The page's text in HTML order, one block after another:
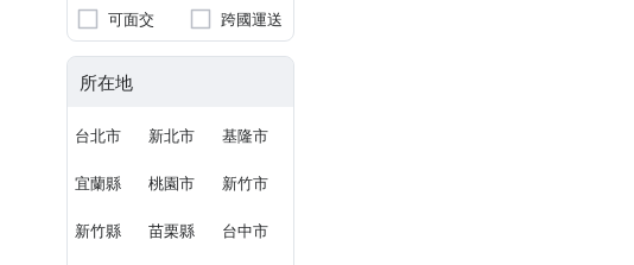
可面交 跨國運送
所在地
台北市 新北市 基隆市
宜蘭縣 桃園市 新竹市
新竹縣 苗栗縣 台中市